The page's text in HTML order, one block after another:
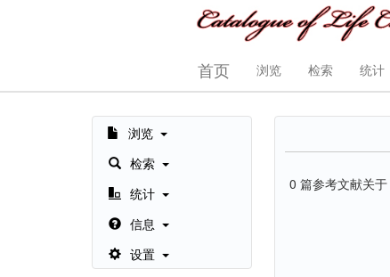
首页 浏览 检索 统计
浏览
检索
统计
信息
设置
0 篇参考文献关于